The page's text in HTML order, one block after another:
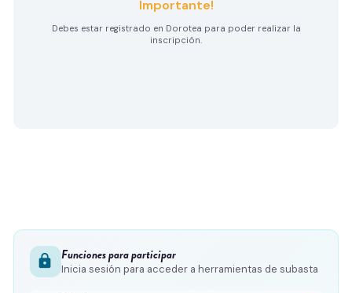
Importante!
Debes estar registrado en Dorotea para poder realizar la
inscripción.
lock Funciones para participar
Inicia sesión para acceder a herramientas de subasta